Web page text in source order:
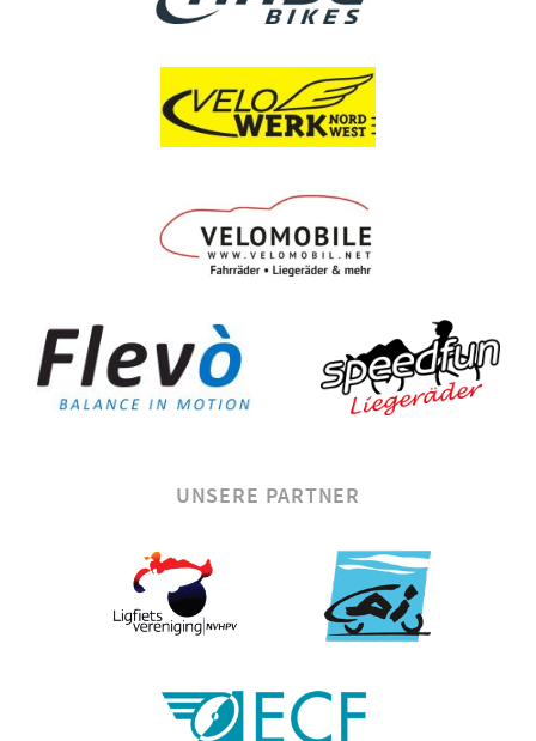
UNSERE PARTNER